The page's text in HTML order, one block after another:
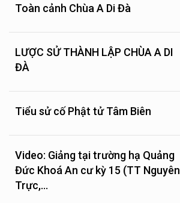
Toàn cảnh Chùa A Di Đà
LƯỢC SỬ THÀNH LẬP CHÙA A DI
ĐÀ
Tiểu sử cố Phật tử Tâm Biên
Video: Giảng tại trường hạ Quảng
Đức Khoá An cư kỳ 15 (TT Nguyên
Trực,...